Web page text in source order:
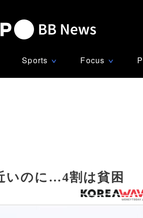
Sports ∨ Focus ∨
いのに…4割は貧困